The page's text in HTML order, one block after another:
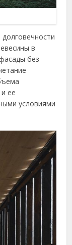
в
без
ее
условиями